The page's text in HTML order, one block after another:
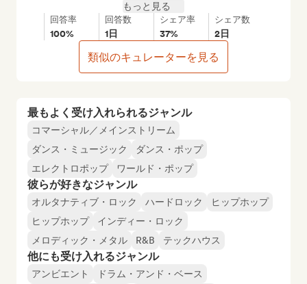
最もよく受け入れられるジャンル
コマーシャル／メインストリーム
ダンス・ミュージック
ダンス・ポップ
エレクトロポップ
ワールド・ポップ
彼らが好きなジャンル
オルタナティブ・ロック ハードロック
ヒップホップ
ヒップホップ
インディー・ロック
メロディック・メタル
R&B テックハウス
他にも受け入れるジャンル
アンビエント
ドラム・アンド・ベース
もっと見る
回答率
100%
回答数
1日
シェア率
37%
シェア数
2日
類似のキュレーターを見る